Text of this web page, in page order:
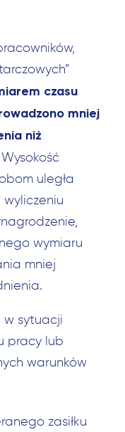
czasu
mniej
niż
Wysokość
uległa
wymiaru
mniej
w sytuacji
pracy lub
warunków
zasiłku